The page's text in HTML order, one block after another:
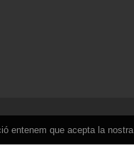
entenem que acepta la nostra